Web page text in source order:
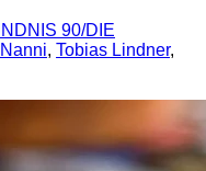
90/DIE
, Tobias Lindner,